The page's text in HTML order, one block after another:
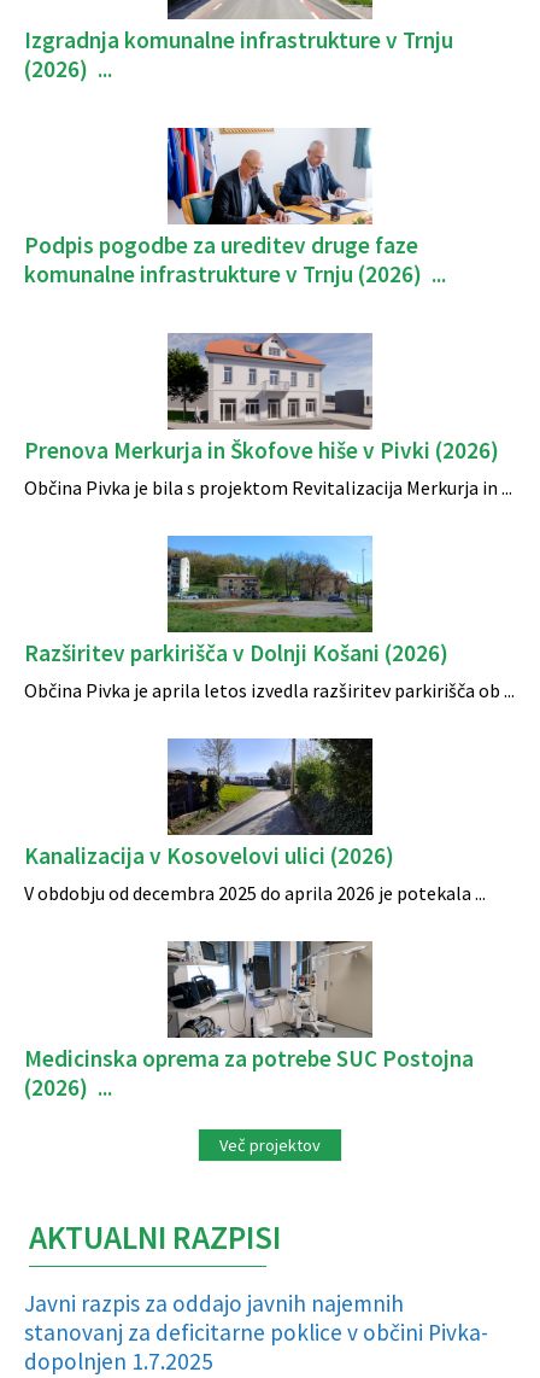
Izgradnja komunalne infrastrukture v Trnju
(2026) ...
Podpis pogodbe za ureditev druge faze
komunalne infrastrukture v Trnju (2026) ...
Prenova Merkurja in Škofove hiše v Pivki (2026)
Občina Pivka je bila s projektom Revitalizacija Merkurja in ...
Razširitev parkirišča v Dolnji Košani (2026)
Občina Pivka je aprila letos izvedla razširitev parkirišča ob ...
Kanalizacija v Kosovelovi ulici (2026)
V obdobju od decembra 2025 do aprila 2026 je potekala ...
Medicinska oprema za potrebe SUC Postojna
(2026) ...
Več projektov
AKTUALNI RAZPISI
Javni razpis za oddajo javnih najemnih
stanovanj za deficitarne poklice v občini Pivka-
dopolnjen 1.7.2025